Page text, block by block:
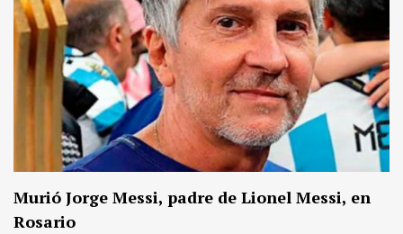
Murió Jorge Messi, padre de Lionel Messi, en
Rosario